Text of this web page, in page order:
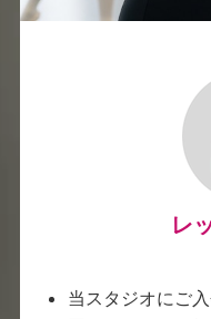
レ
当スタジオにご